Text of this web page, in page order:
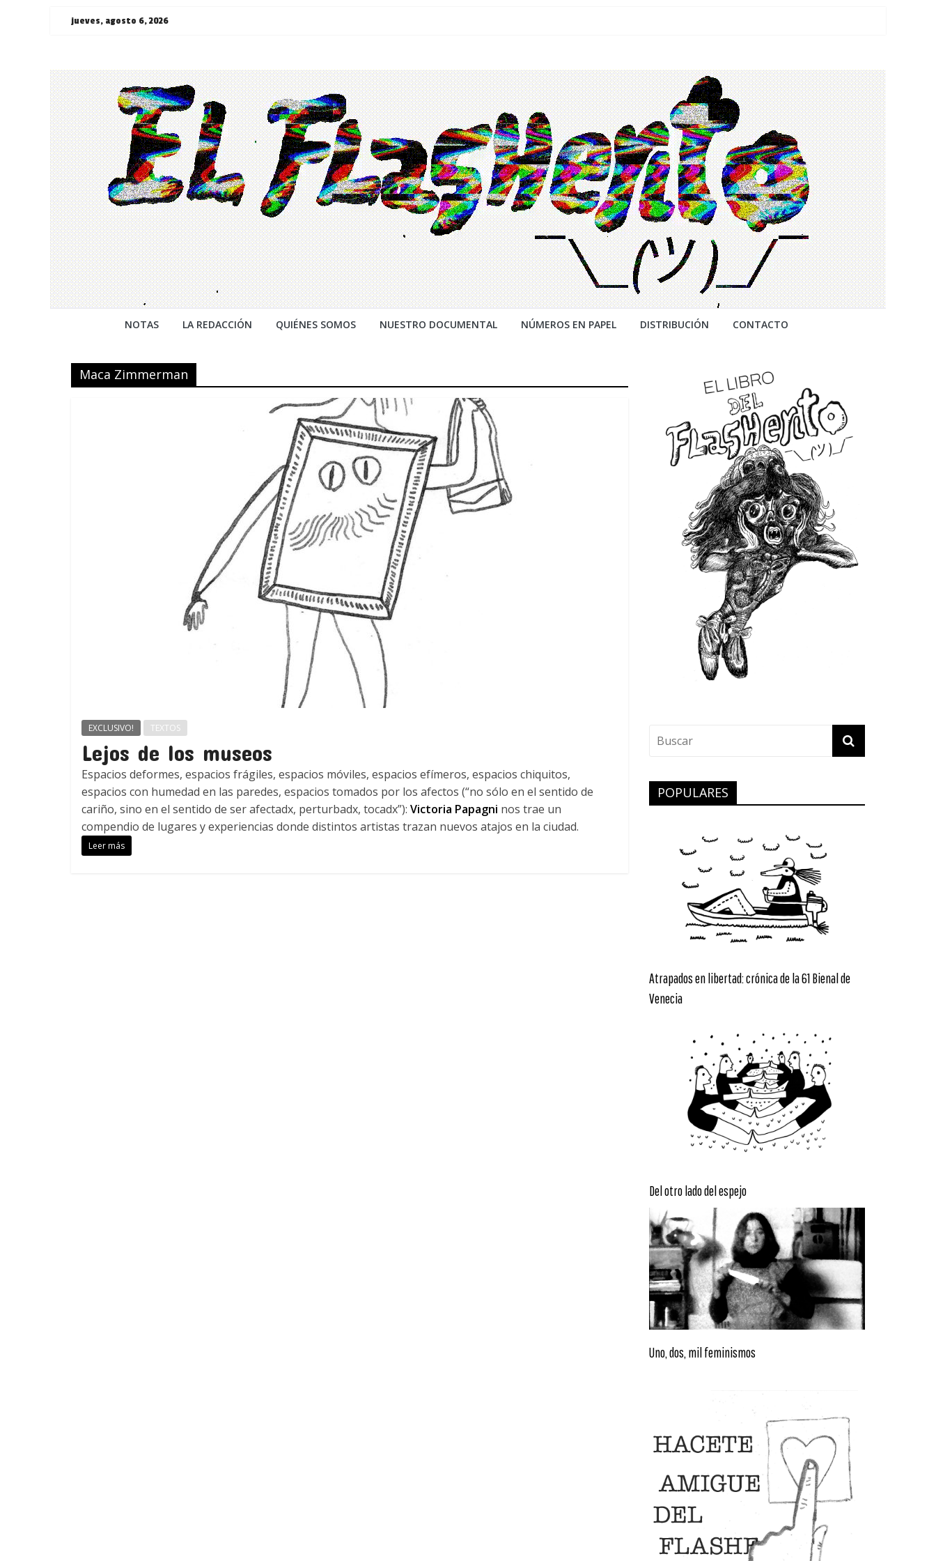
Saltarjueves, agosto 6, 2026
¯\_(ツ)_/
¯
NOTAS LA REDACCIÓN QUIÉNES SOMOS NUESTRO DOCUMENTAL NÚMEROS EN PAPEL DISTRIBUCIÓN CONTACTO
Maca Zimmerman
EXCLUSIVO! TEXTOS
Lejos de los museos
Espacios deformes, espacios frágiles, espacios móviles, espacios efímeros, espacios chiquitos,
espacios con humedad en las paredes, espacios tomados por los afectos (“no sólo en el sentido de
cariño, sino en el sentido de ser afectadx, perturbadx, tocadx”): Victoria Papagni nos trae un
compendio de lugares y experiencias donde distintos artistas trazan nuevos atajos en la ciudad.
Leer más
POPULARES
Atrapados en libertad: crónica de la 61 Bienal de
Venecia
Del otro lado del espejo
Uno, dos, mil feminismos